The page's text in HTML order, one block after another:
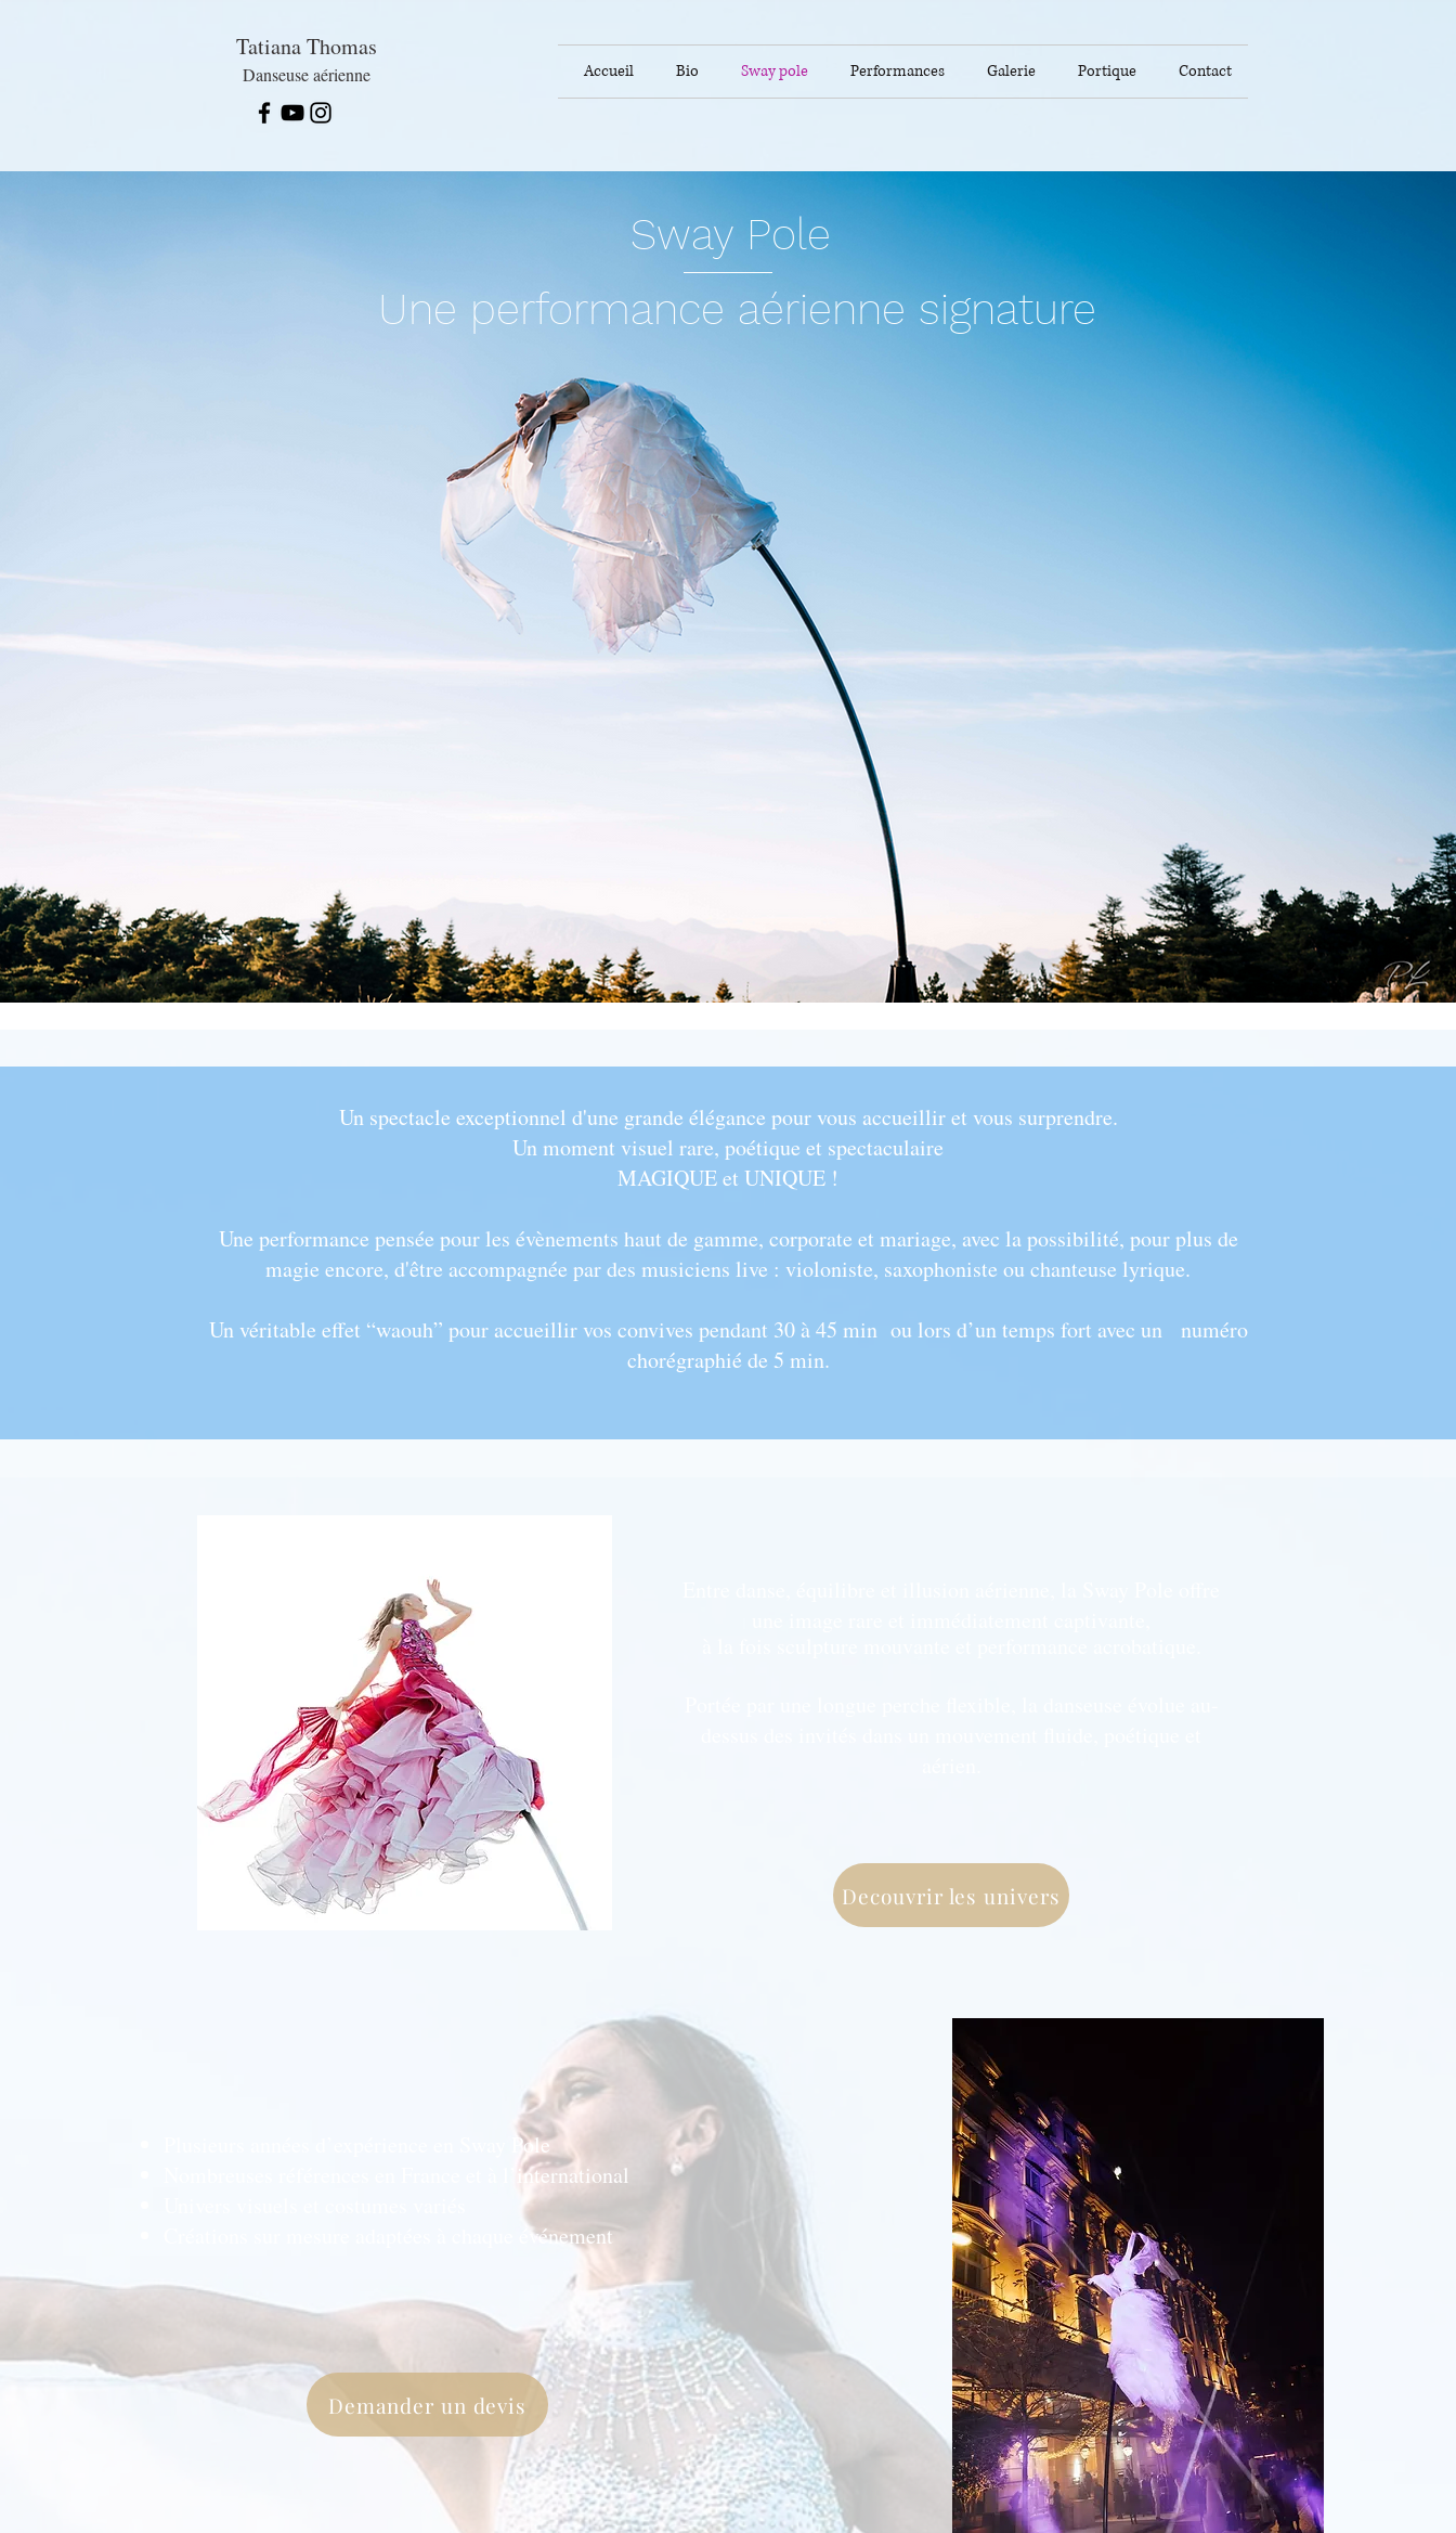
Tatiana Thomas
Danseuse aérienne Accueil Bio Sway pole Performances Galerie Portique Contact
Sway Pole
Une performance aérienne signature
Un spectacle exceptionnel d'une grande élégance pour vous accueillir et vous surprendre.
Un moment visuel rare, poétique et spectaculaire
MAGIQUE et UNIQUE !
Une performance pensée pour les évènements haut de gamme, corporate et mariage, avec la possibilité, pour plus de
magie encore, d'être accompagnée par des musiciens live : violoniste, saxophoniste ou chanteuse lyrique.
Un véritable effet “waouh” pour accueillir vos convives pendant 30 à 45 min ou lors d’un temps fort avec un numéro
chorégraphié de 5 min.
Decouvrir les univers
Plusieurs années d’expérience en Sway Pole
Nombreuses références en France et à l’international
Créations sur mesure adaptées à chaque événement
Demander un devis